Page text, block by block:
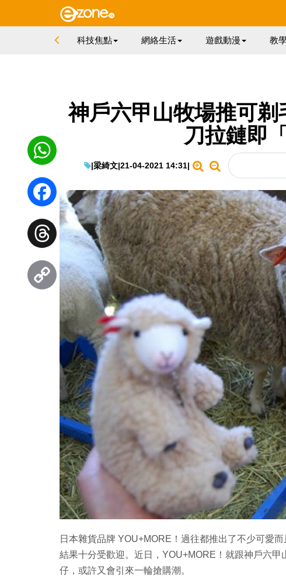
科技焦點 網絡生活 遊戲動漫 教
神戶六甲山牧場推可
刀拉鏈即
|梁綺文|21-04-2021 14:31|
日本雜貨品牌 YOU+MORE！過往都推出了不少可愛
結果十分受歡迎。近日，YOU+MORE！就跟神戶六
仔，或許又會引來一輪搶購潮。
WhatsApp
Facebook
Threads
Copy